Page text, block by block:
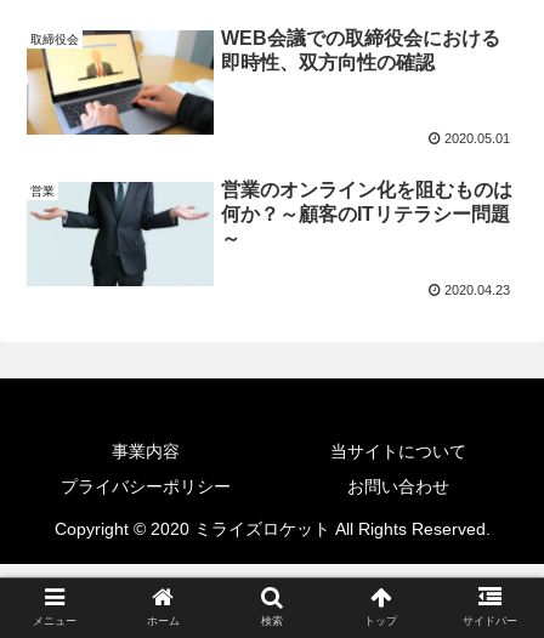
取締役会
WEB会議での取締役会における
即時性、双方向性の確認
2020.05.01
営業
営業のオンライン化を阻むものは
何か？～顧客のITリテラシー問題
～
2020.04.23
事業内容
当サイトについて
プライバシーポリシー
お問い合わせ
Copyright © 2020 ミライズロケット All Rights Reserved.
メニュー ホーム 検索 トップ サイドバー